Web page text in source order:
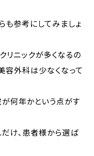
も参考にしてみましょ
リニックが多くなるの
容外科は少なくなって
が何年かという点がす
け、患者様から選ば